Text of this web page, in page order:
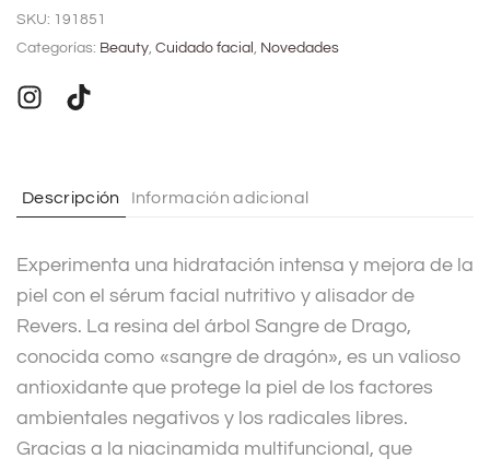
t
r
i
e
:
SKU: 191851
Categorías: Beauty, Cuidado facial , Novedades
Descripción Información adicional
Experimenta una hidratación intensa y mejora de la
piel con el sérum facial nutritivo y alisador de
Revers. La resina del árbol Sangre de Drago,
conocida como «sangre de dragón», es un valioso
antioxidante que protege la piel de los factores
ambientales negativos y los radicales libres.
Gracias a la niacinamida multifuncional, que